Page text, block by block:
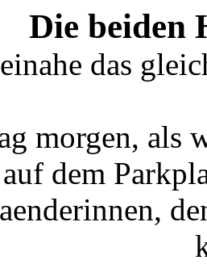
Die beiden
das
morgen, als
dem